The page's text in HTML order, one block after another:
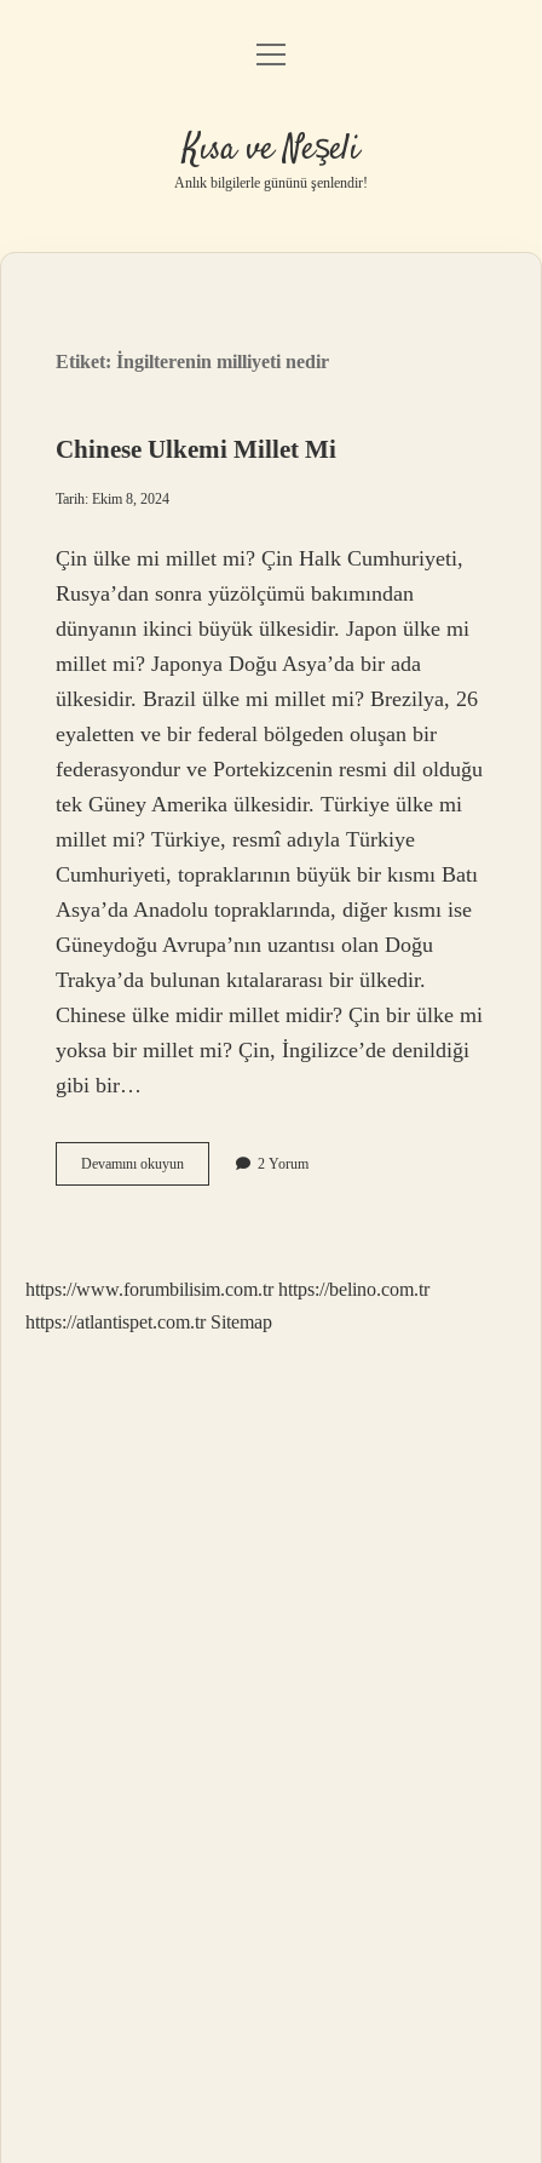
Anasayfa
Yasal Uyarı
menüyü
Kısa ve Neşeli
Anlık bilgilerle gününü şenlendir!
Etiket:İngilterenin milliyeti nedir
Chinese Ulkemi Millet Mi
Tarih: Ekim 8, 2024
Çin ülke mi millet mi? Çin Halk Cumhuriyeti,
Rusya’dan sonra yüzölçümü bakımından
dünyanın ikinci büyük ülkesidir. Japon ülke mi
millet mi? Japonya Doğu Asya’da bir ada
ülkesidir. Brazil ülke mi millet mi? Brezilya, 26
eyaletten ve bir federal bölgeden oluşan bir
federasyondur ve Portekizcenin resmi dil olduğu
tek Güney Amerika ülkesidir. Türkiye ülke mi
millet mi? Türkiye, resmî adıyla Türkiye
Cumhuriyeti, topraklarının büyük bir kısmı Batı
Asya’da Anadolu topraklarında, diğer kısmı ise
Güneydoğu Avrupa’nın uzantısı olan Doğu
Trakya’da bulunan kıtalararası bir ülkedir.
Chinese ülke midir millet midir? Çin bir ülke mi
yoksa bir millet mi? Çin, İngilizce’de denildiği
gibi bir…
Devamını okuyunChinese
Ulkemi
2 Yorum
https://www.forumbilisim.com.tr https://belino.com.tr
https://atlantispet.com.tr Sitemap